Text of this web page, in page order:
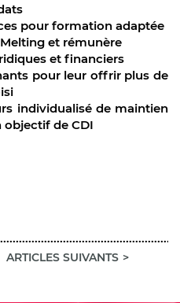
pour formation adaptée
et rémunère
et financiers
pour leur offrir plus de
individualisé de maintien
objectif de CDI
ARTICLES SUIVANTS